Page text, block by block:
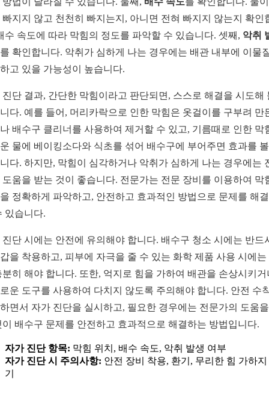
빠지지 않고 천천히 빠지는지, 아니면 전혀 빠지지 않는지 확인
수 속도에 따라 막힘의 정도를 파악할 수 있습니다. 셋째, 악취
를 확인합니다. 악취가 심하게 나는 경우에는 배관 내부에 이물
고 있을 가능성이 높습니다.
진단 결과, 간단한 막힘이라고 판단되면, 스스로 해결을 시도해
다. 예를 들어, 머리카락으로 인한 막힘은 옷걸이를 구부려 만
배수구 클리너를 사용하여 제거할 수 있고, 기름때로 인한 막
물에 베이킹소다와 식초를 섞어 배수구에 부어주면 효과를
다. 하지만, 막힘이 심각하거나 악취가 심하게 나는 경우에는
도움을 받는 것이 좋습니다. 전문가는 전문 장비를 이용하여 막
정확하게 파악하고, 안전하고 효과적인 방법으로 문제를 해
있습니다.
진단 시에는 안전에 유의해야 합니다. 배수구 청소 시에는 반드
을 착용하고, 피부에 자극을 줄 수 있는 화학 제품 사용 시에는
분히 해야 합니다. 또한, 억지로 힘을 가하여 배관을 손상시키거
운 도구를 사용하여 다치지 않도록 주의해야 합니다. 안전 수
면서 자가 진단을 실시하고, 필요한 경우에는 전문가의 도움
이 배수구 문제를 안전하고 효과적으로 해결하는 방법입니다.
자가 진단 항목: 막힘 위치, 배수 속도, 악취 발생 여부
자가 진단 시 주의사항: 안전 장비 착용, 환기, 무리한 힘 가하지
기